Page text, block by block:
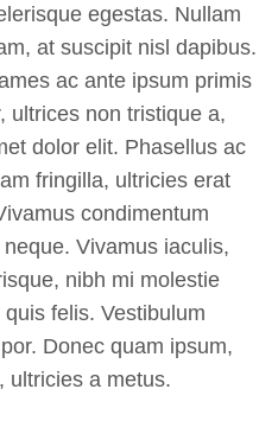
egestas. Nullam
at suscipit nisl dapibus.
ac ante ipsum primis
ultrices non tristique a,
dolor elit. Phasellus ac
fringilla, ultricies erat
condimentum
Vivamus iaculis,
nibh mi molestie
felis. Vestibulum
Donec quam ipsum,
ultricies a metus.